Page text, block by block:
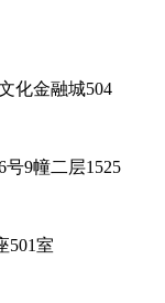
化金融城504
9幢二层1525
501室